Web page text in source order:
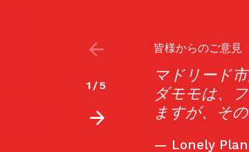
皆様からのご意見
から注目されてい
「カルダモ
りと嘆くよ
満ち溢れて
2 /5